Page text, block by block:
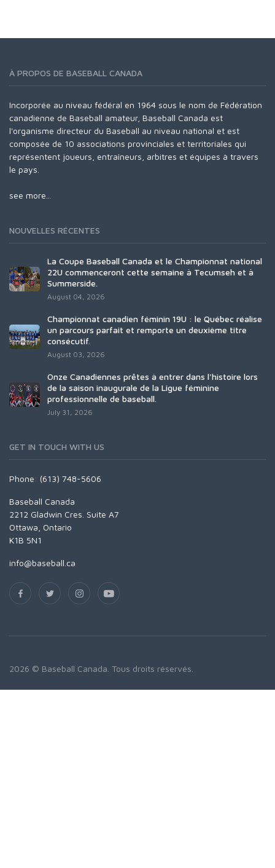
À PROPOS DE BASEBALL CANADA
Incorporée au niveau fédéral en 1964 sous le nom de Fédération
canadienne de Baseball amateur, Baseball Canada est
l'organisme directeur du Baseball au niveau national et est
composée de 10 associations provinciales et territoriales qui
représentent joueurs, entraîneurs, arbitres et équipes à travers
le pays.
see more...
NOUVELLES RÉCENTES
La Coupe Baseball Canada et le Championnat national
22U commenceront cette semaine à Tecumseh et à
Summerside.
August 04, 2026
Championnat canadien féminin 19U : le Québec réalise
un parcours parfait et remporte un deuxième titre
consécutif.
August 03, 2026
Onze Canadiennes prêtes à entrer dans l'histoire lors
de la saison inaugurale de la Ligue féminine
professionnelle de baseball.
July 31, 2026
GET IN TOUCH WITH US
Phone: (613) 748-5606
Baseball Canada
2212 Gladwin Cres. Suite A7
Ottawa, Ontario
K1B 5N1
info@baseball.ca
2026 © Baseball Canada. Tous droits réservés.